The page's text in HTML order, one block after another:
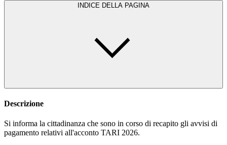
INDICE DELLA PAGINA
Descrizione
Si informa la cittadinanza che sono in corso di recapito gli avvisi di
pagamento relativi all'acconto TARI 2026.